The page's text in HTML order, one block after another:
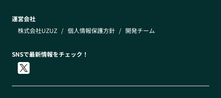
運営会社
株式会社UZUZ / 個人情報保護方針 / 開発チーム
SNSで最新情報をチェック！